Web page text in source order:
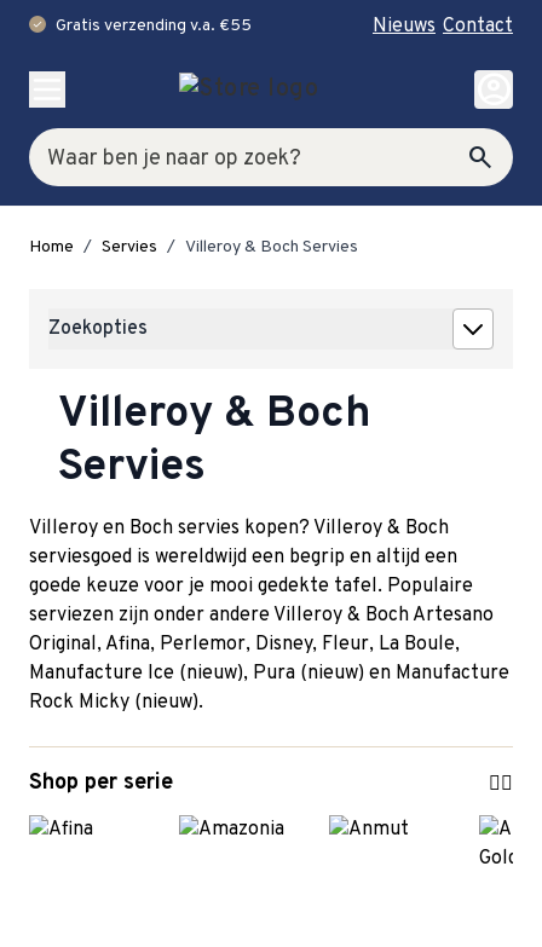
check Gratis verzending v.a. €55 Nieuws Contact
Zoek search
account_circle
Home / Servies / Villeroy & Boch Servies
Zoekopties
Villeroy & Boch
Servies
Villeroy en Boch servies kopen? Villeroy & Boch
serviesgoed is wereldwijd een begrip en altijd een
goede keuze voor je mooi gedekte tafel. Populaire
serviezen zijn onder andere Villeroy & Boch Artesano
Original, Afina, Perlemor, Disney, Fleur, La Boule,
Manufacture Ice (nieuw), Pura (nieuw) en Manufacture
Rock Micky (nieuw).
Shop per serie